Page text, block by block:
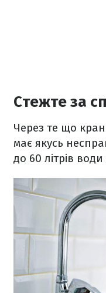
Стежте за
Через те що
має якусь
до 60 літрів